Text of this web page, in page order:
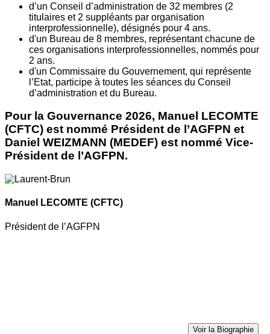
d’un Conseil d’administration de 32 membres (2
titulaires et 2 suppléants par organisation
interprofessionnelle), désignés pour 4 ans.
d'un Bureau de 8 membres, représentant chacune de
ces organisations interprofessionnelles, nommés pour
2 ans.
d'un Commissaire du Gouvernement, qui représente
l’Etat, participe à toutes les séances du Conseil
d’administration et du Bureau.
Pour la Gouvernance 2026, Manuel LECOMTE
(CFTC) est nommé Président de l’AGFPN et
Daniel WEIZMANN (MEDEF) est nommé Vice-
Président de l’AGFPN.
Manuel LECOMTE (CFTC)
Président de l’AGFPN
Voir la Biographie